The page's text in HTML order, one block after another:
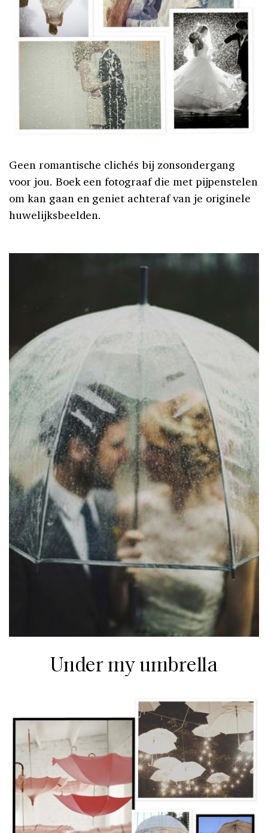
Geen romantische clichés bij zonsondergang
voor jou. Boek een fotograaf die met pijpenstelen
om kan gaan en geniet achteraf van je originele
huwelijksbeelden.
Under my umbrella